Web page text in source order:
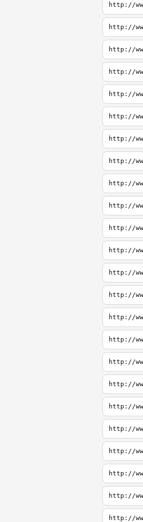
http://
http://
http://
http://
http://
http://
http://
http://
http://
http://
http://
http://
http://
http://
http://
http://
http://
http://
http://
http://
http://
http://
http://
http://